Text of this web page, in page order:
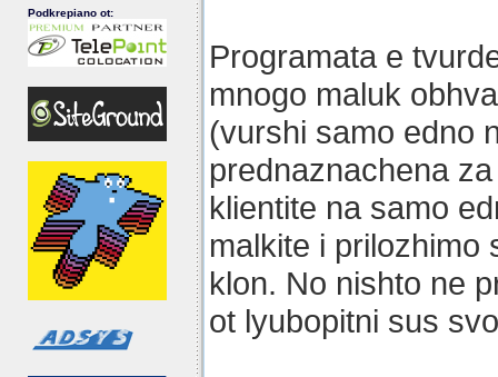
Podkrepiano ot:
Programata e
mnogo maluk
(vurshi samo edno
prednaznachena
klientite na samo
malkite i prilozhimo
klon. No nishto ne
ot lyubopitni sus